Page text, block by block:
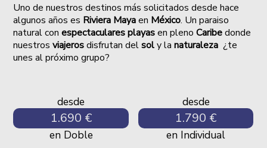
Uno de nuestros destinos más solicitados desde hace
algunos años es Riviera Mayaen México. Un paraiso
natural conespectaculares playasen plenoCaribedonde
nuestros viajerosdisfrutan delsoly lanaturaleza ¿te
unes al próximo grupo?
desde
1.690 €
en Doble
desde
1.790 €
en Individual